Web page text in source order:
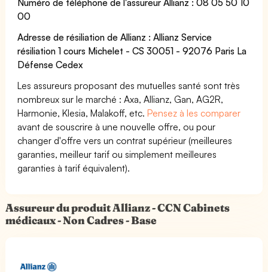
00
Adresse de résiliation de Allianz : Allianz Service
résiliation 1 cours Michelet - CS 30051 - 92076 Paris La
Défense Cedex
Les assureurs proposant des mutuelles santé sont très
nombreux sur le marché : Axa, Allianz, Gan, AG2R,
Harmonie, Klesia, Malakoff, etc.Pensez à les comparer
avant de souscrire à une nouvelle offre, ou pour
changer d'offre vers un contrat supérieur (meilleures
garanties, meilleur tarif ou simplement meilleures
garanties à tarif équivalent).
Assureur du produit Allianz - CCN Cabinets
médicaux - Non Cadres - Base